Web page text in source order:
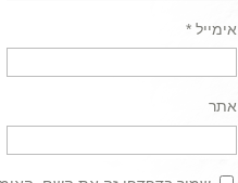
אימייל *
אתר